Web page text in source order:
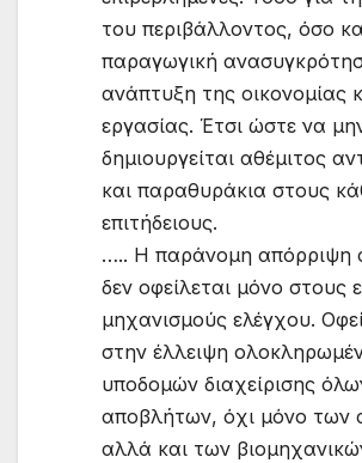
του περιβάλλοντος, όσο
παραγωγική
ανάπτυξη της οικονομίας
εργασίας. Έτσι ώστε να
δημιουργείται αθέμιτος
και παραθυράκια στους
επιτήδειους.
….. Η παράνομη απόρριψη
δεν οφείλεται μόνο στους
μηχανισμούς ελέγχου.
στην έλλειψη
υποδομών διαχείρισης
αποβλήτων, όχι μόνο των
αλλά και των